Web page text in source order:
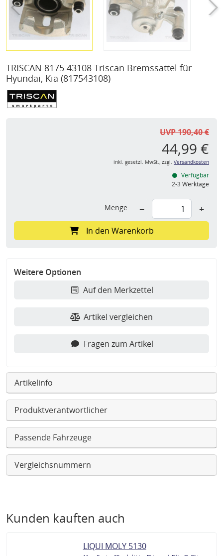
TRISCAN 8175 43108 Triscan Bremssattel für
Hyundai, Kia (817543108)
UVP 190,40 €
44,99 €
inkl. gesetzl. MwSt., zzgl. Versandkosten
Verfügbar
2-3 Werktage
Menge: − +
In den Warenkorb
Weitere Optionen
Auf den Merkzettel
Artikel vergleichen
Fragen zum Artikel
Artikelinfo
Produktverantwortlicher
Passende Fahrzeuge
Vergleichsnummern
Kunden kauften auch
LIQUI MOLY 5130